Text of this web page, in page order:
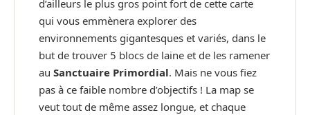
d’ailleurs le plus gros point fort de cette carte
qui vous emmènera explorer des
environnements gigantesques et variés, dans le
but de trouver 5 blocs de laine et de les ramener
au Sanctuaire Primordial. Mais ne vous fiez
pas à ce faible nombre d’objectifs ! La map se
veut tout de même assez longue, et chaque